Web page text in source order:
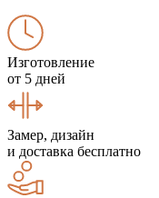
Изготовление
от 5 дней
Замер, дизайн
и доставка бесплатно